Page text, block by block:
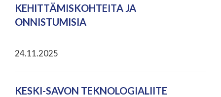
KEHITTÄMISKOHTEITA JA
ONNISTUMISIA
24.11.2025
KESKI-SAVON TEKNOLOGIALIITE